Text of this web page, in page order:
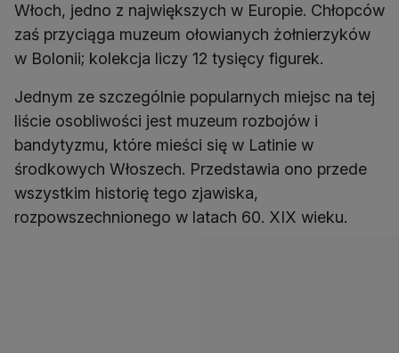
Włoch, jedno z największych w Europie. Chłopców
zaś przyciąga muzeum ołowianych żołnierzyków
w Bolonii; kolekcja liczy 12 tysięcy figurek.
Jednym ze szczególnie popularnych miejsc na tej
liście osobliwości jest muzeum rozbojów i
bandytyzmu, które mieści się w Latinie w
środkowych Włoszech. Przedstawia ono przede
wszystkim historię tego zjawiska,
rozpowszechnionego w latach 60. XIX wieku.